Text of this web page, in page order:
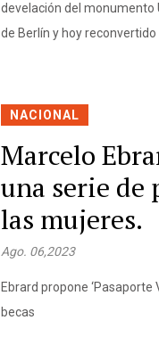
develación del monumento
de Berlín y hoy
NACIONAL
Marcelo
una serie de
las mujeres.
Ago. 06,2023
Ebrard propone
becas